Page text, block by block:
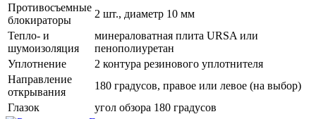
Противосъемные
блокираторы
2 шт., диаметр 10 мм
Тепло- и
шумоизоляция
минераловатная плита URSA или
пенополиуретан
Уплотнение
2 контура резинового уплотнителя
Направление
открывания
180 градусов, правое или левое (на выбор)
Глазок
угол обзора 180 градусов